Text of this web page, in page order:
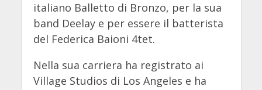
italiano Balletto di Bronzo, per la sua
band Deelay e per essere il batterista
del Federica Baioni 4tet.
Nella sua carriera ha registrato ai
Village Studios di Los Angeles e ha